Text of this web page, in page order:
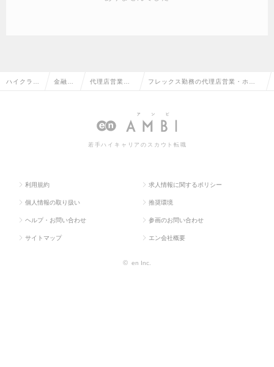
ハイクラス 金融系 代理店営業・ フレックス勤務の代理店営業・ホー
若手ハイキャリアのスカウト転職
利用規約 求人情報に関するポリシー
個人情報の取り扱い 推奨環境
ヘルプ・お問い合わせ 参画のお問い合わせ
サイトマップ エン会社概要
© en Inc.